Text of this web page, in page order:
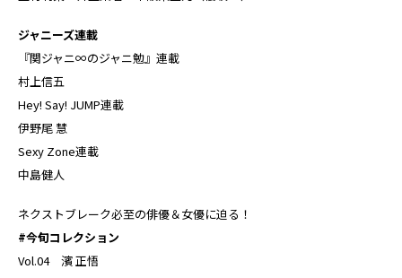
ジャニーズ連載
『関ジャニ∞のジャニ勉』連載
村上信五
Hey! Say! JUMP連載
伊野尾 慧
Sexy Zone連載
中島健人
ネクストブレーク必至の俳優＆女優に迫る！
#今旬コレクション
Vol.04 濱 正悟